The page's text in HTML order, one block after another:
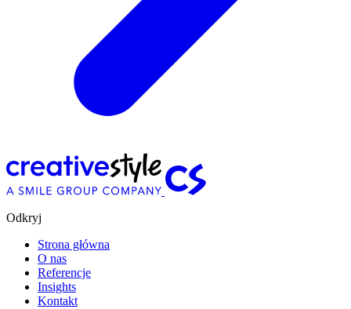
Odkryj
Strona główna
O nas
Referencje
Insights
Kontakt